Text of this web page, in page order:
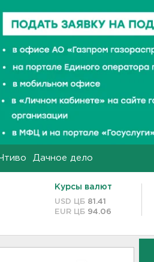
Дачное дело
Курсы валют
USD ЦБ 81.41
EUR ЦБ 94.06